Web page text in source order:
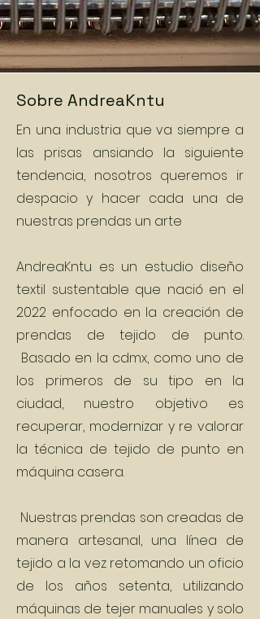
Sobre AndreaKntu
En una industria que va siempre a
las prisas ansiando la siguiente
tendencia, nosotros queremos ir
despacio y hacer cada una de
nuestras prendas un arte
AndreaKntu es un estudio diseño
textil sustentable que nació en el
2022 enfocado en la creación de
prendas de tejido de punto.
Basado en la cdmx, como uno de
los primeros de su tipo en la
ciudad, nuestro objetivo es
recuperar, modernizar y re valorar
la técnica de tejido de punto en
máquina casera.
Nuestras prendas son creadas de
manera artesanal, una línea de
tejido a la vez retomando un oficio
de los años setenta, utilizando
máquinas de tejer manuales y solo